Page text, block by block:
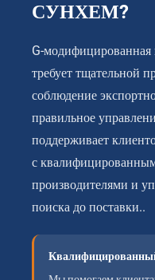
СУНХЕМ?
G-
требует тщательной
соблюдение
правильное
поддерживает
с
производителями и
поиска до поставки..